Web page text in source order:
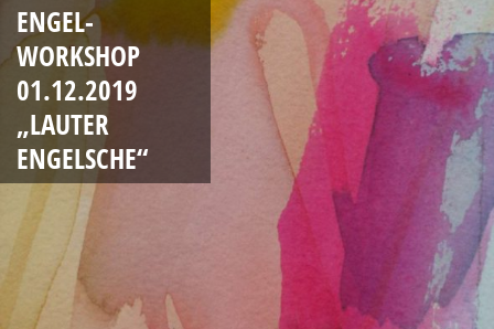
ENGEL-
WORKSHOP
01.12.2019
„LAUTER
ENGELSCHE“